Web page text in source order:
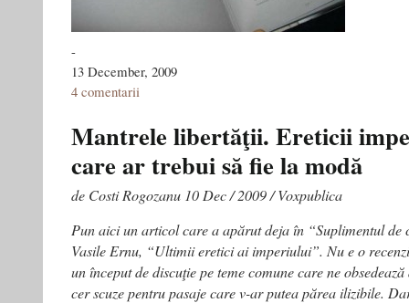
-
13 December, 2009
4 comentarii
Mantrele libertăţii. Ereticii
care ar trebui să fie la modă
de Costi Rogozanu 10 Dec / 2009 / Voxpublica
Pun aici un articol care a apărut deja în “Suplimentul de
Vasile Ernu, “Ultimii eretici ai imperiului”. Nu e o
un început de discuţie pe teme comune care ne
cer scuze pentru pasaje care v-ar putea părea ilizibile.